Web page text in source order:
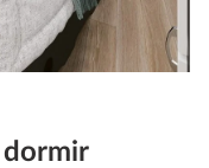
dormir